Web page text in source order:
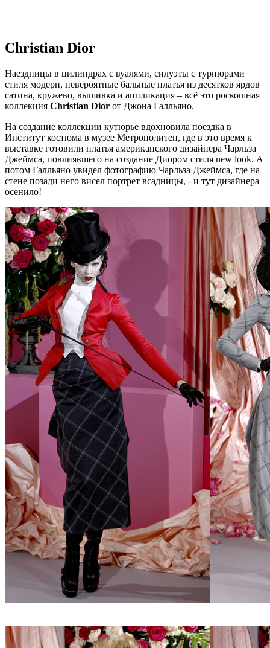
Christian Dior
Наездницы в цилиндрах с вуалями, силуэты с турнюрами
стиля модерн, невероятные бальные платья из десятков ярдов
сатина, кружево, вышивка и аппликация – всё это роскошная
коллекция Christian Dior от Джона Галльяно.
На создание коллекции кутюрье вдохновила поездка в
Институт костюма в музее Метрополитен, где в это время к
выставке готовили платья американского дизайнера Чарльза
Джеймса, повлиявшего на создание Диором стиля new look. А
потом Галльяно увидел фотографию Чарльза Джеймса, где на
стене позади него висел портрет всадницы, - и тут дизайнера
осенило!